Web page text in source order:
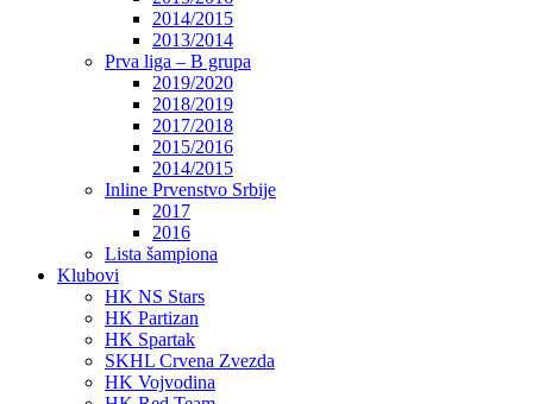
2014/2015
2013/2014
Prva liga – B grupa
2019/2020
2018/2019
2017/2018
2015/2016
2014/2015
Inline Prvenstvo Srbije
2017
2016
Lista šampiona
Klubovi
HK NS Stars
HK Partizan
HK Spartak
SKHL Crvena Zvezda
HK Vojvodina